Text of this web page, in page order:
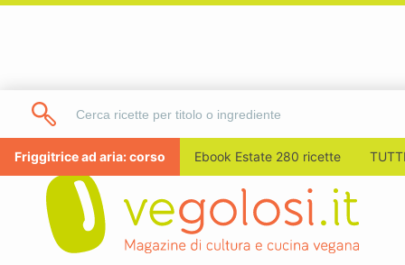
Friggitrice ad aria: corso Ebook Estate 280 ricette